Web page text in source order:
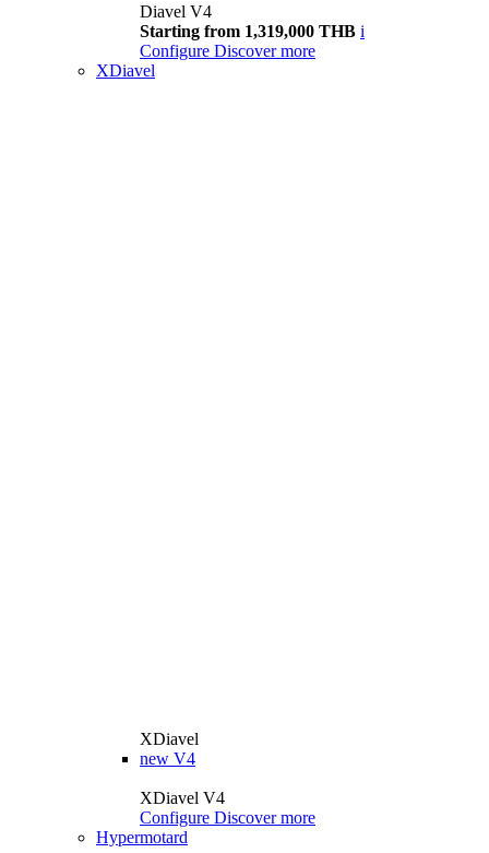
Diavel V4
Starting from 1,319,000 THB i
Configure Discover more
XDiavel
XDiavel
new V4
XDiavel V4
Configure Discover more
Hypermotard